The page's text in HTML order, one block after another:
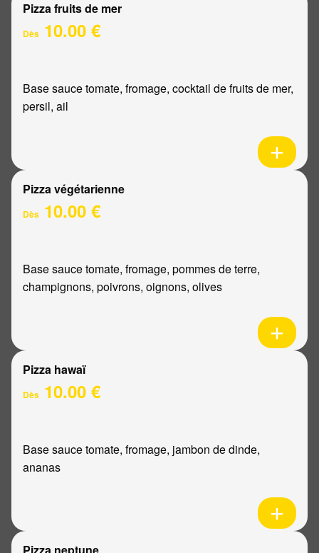
Pizza fruits de mer
Dès 10.00 €
Base sauce tomate, fromage, cocktail de fruits de mer,
persil, ail
Pizza végétarienne
Dès 10.00 €
Base sauce tomate, fromage, pommes de terre,
champignons, poivrons, oignons, olives
Pizza hawaï
Dès 10.00 €
Base sauce tomate, fromage, jambon de dinde,
ananas
Pizza neptune